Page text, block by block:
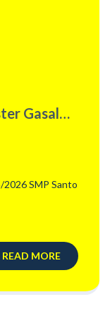
Gasal
2026 SMP Santo
READ MORE